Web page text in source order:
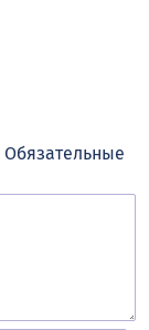
Обязательные